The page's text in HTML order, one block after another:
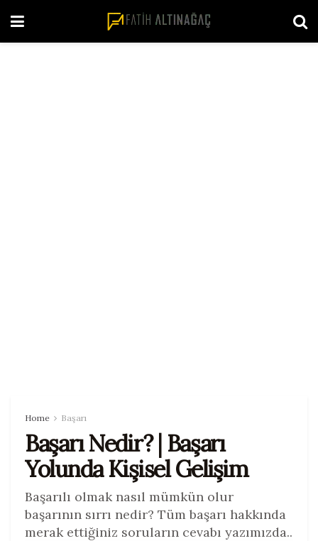
Home Başarı
Başarı Nedir? | Başarı
Yolunda Kişisel Gelişim
Başarılı olmak nasıl mümkün olur
başarının sırrı nedir? Tüm başarı hakkında
merak ettiğiniz soruların cevabı yazımızda..